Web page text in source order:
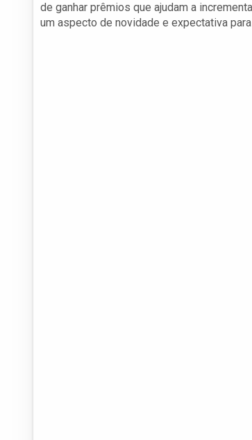
de ganhar prêmios que ajudam a
um aspecto de novidade e expectativa